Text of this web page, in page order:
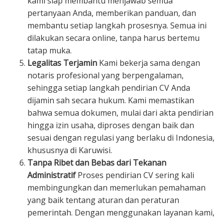
pertanyaan Anda, memberikan panduan, dan
membantu setiap langkah prosesnya. Semua ini
dilakukan secara online, tanpa harus bertemu
tatap muka.
Legalitas Terjamin Kami bekerja sama dengan
notaris profesional yang berpengalaman,
sehingga setiap langkah pendirian CV Anda
dijamin sah secara hukum. Kami memastikan
bahwa semua dokumen, mulai dari akta pendirian
hingga izin usaha, diproses dengan baik dan
sesuai dengan regulasi yang berlaku di Indonesia,
khususnya di Karuwisi.
Tanpa Ribet dan Bebas dari Tekanan
AdministratifProses pendirian CV sering kali
membingungkan dan memerlukan pemahaman
yang baik tentang aturan dan peraturan
pemerintah. Dengan menggunakan layanan kami,